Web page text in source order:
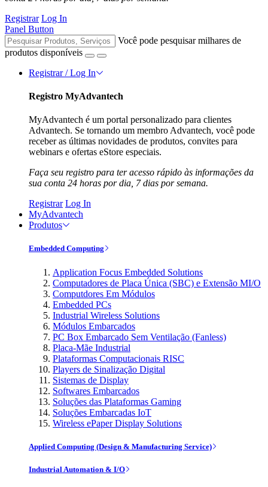
Registrar Log In
Panel Button
Você pode pesquisar milhares de
produtos disponíveis
Registrar / Log In
Registro MyAdvantech
MyAdvantech é um portal personalizado para clientes
Advantech. Se tornando um membro Advantech, você pode
receber as últimas novidades de produtos, convites para
webinars e ofertas eStore especiais.
Faça seu registro para ter acesso rápido às informações da
sua conta 24 horas por dia, 7 dias por semana.
Registrar Log In
MyAdvantech
Produtos
Embedded Computing
Application Focus Embedded Solutions
Computadores de Placa Única (SBC) e Extensão MI/O
Computdores Em Módulos
Embedded PCs
Industrial Wireless Solutions
Módulos Embarcados
PC Box Embarcado Sem Ventilação (Fanless)
Placa-Mãe Industrial
Plataformas Computacionais RISC
Players de Sinalização Digital
Sistemas de Display
Softwares Embarcados
Soluções das Plataformas Gaming
Soluções Embarcadas IoT
Wireless ePaper Display Solutions
Applied Computing (Design & Manufacturing Service)
Industrial Automation & I/O